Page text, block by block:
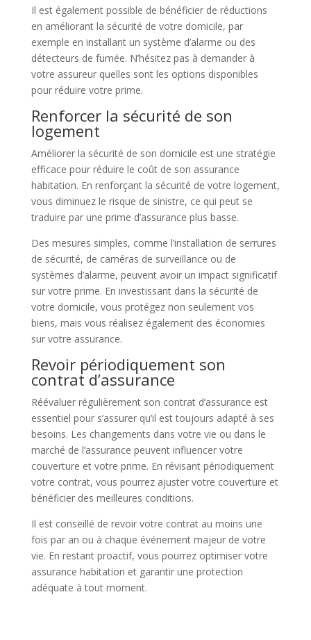
Il est également possible de bénéficier de réductions
en améliorant la sécurité de votre domicile, par
exemple en installant un système d’alarme ou des
détecteurs de fumée. N’hésitez pas à demander à
votre assureur quelles sont les options disponibles
pour réduire votre prime.
Renforcer la sécurité de son
logement
Améliorer la sécurité de son domicile est une stratégie
efficace pour réduire le coût de son assurance
habitation. En renforçant la sécurité de votre logement,
vous diminuez le risque de sinistre, ce qui peut se
traduire par une prime d’assurance plus basse.
Des mesures simples, comme l’installation de serrures
de sécurité, de caméras de surveillance ou de
systèmes d’alarme, peuvent avoir un impact significatif
sur votre prime. En investissant dans la sécurité de
votre domicile, vous protégez non seulement vos
biens, mais vous réalisez également des économies
sur votre assurance.
Revoir périodiquement son
contrat d’assurance
Réévaluer régulièrement son contrat d’assurance est
essentiel pour s’assurer qu’il est toujours adapté à ses
besoins. Les changements dans votre vie ou dans le
marché de l’assurance peuvent influencer votre
couverture et votre prime. En révisant périodiquement
votre contrat, vous pourrez ajuster votre couverture et
bénéficier des meilleures conditions.
Il est conseillé de revoir votre contrat au moins une
fois par an ou à chaque événement majeur de votre
vie. En restant proactif, vous pourrez optimiser votre
assurance habitation et garantir une protection
adéquate à tout moment.